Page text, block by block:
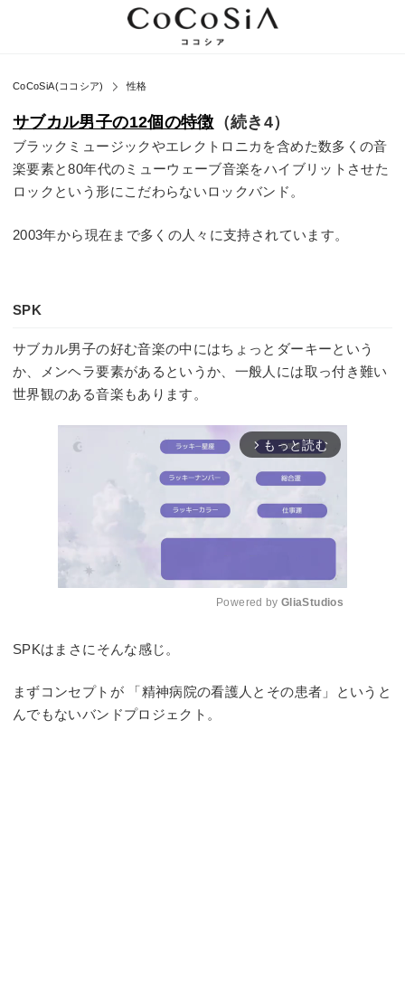
CoCoSiA(ココシア) 性格
サブカル男子の12個の特徴 （続き4）
ブラックミュージックやエレクトロニカを含めた数多くの音
楽要素と80年代のミューウェーブ音楽をハイブリットさせた
ロックという形にこだわらないロックバンド。
2003年から現在まで多くの人々に支持されています。
SPK
サブカル男子の好む音楽の中にはちょっとダーキーという
か、メンヘラ要素があるというか、一般人には取っ付き難い
世界観のある音楽もあります。
arrow_forward_ios もっと読む
Powered by GliaStudios
SPKはまさにそんな感じ。
まずコンセプトが 「精神病院の看護人とその患者」というと
んでもないバンドプロジェクト。